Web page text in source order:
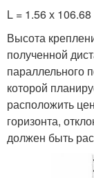
L = 1.56 х
Высота
полученной
параллельного
которой
расположить
горизонта,
должен быть